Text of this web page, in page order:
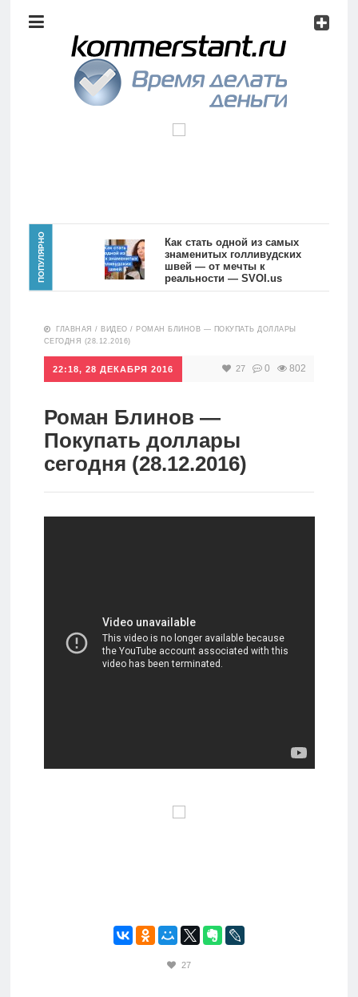
анализ
Видео
Сделано
Главная
Новости
Аналитика
Инвестиции
Дивиденды
Волновой
в России
ПОПУЛЯРНО
Как стать одной из самых
знаменитых голливудских
швей — от мечты к
реальности — SVOI.us
10557
ГЛАВНАЯ / ВИДЕО / РОМАН БЛИНОВ — ПОКУПАТЬ ДОЛЛАРЫ
СЕГОДНЯ (28.12.2016)
22:18, 28 ДЕКАБРЯ 2016 27 0 802
Роман Блинов —
Покупать доллары
сегодня (28.12.2016)
27